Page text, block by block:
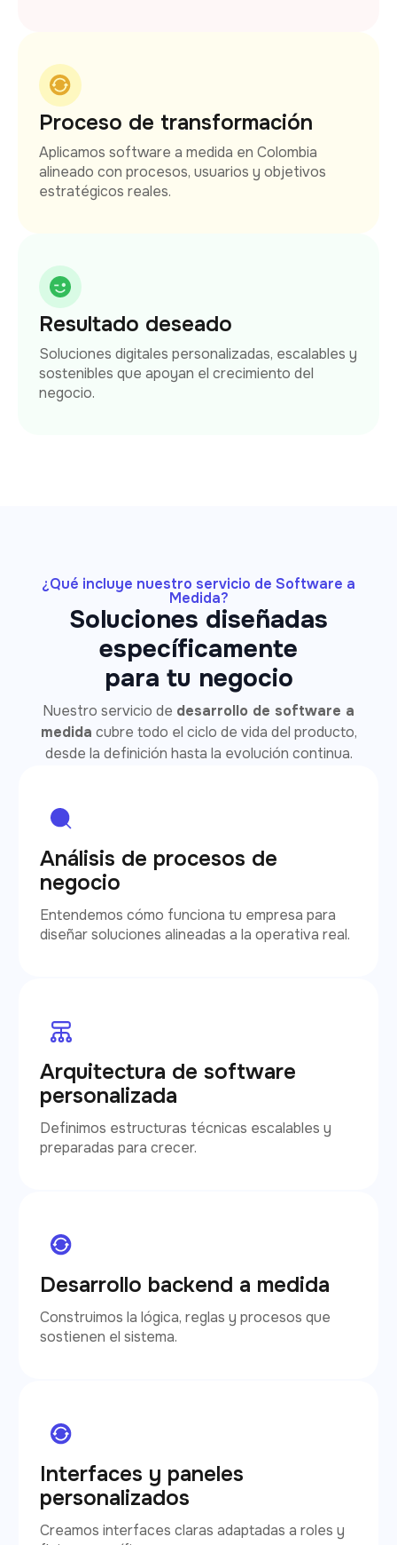
Proceso de transformación
Aplicamos software a medida en Colombia
alineado con procesos, usuarios y objetivos
estratégicos reales.
Resultado deseado
Soluciones digitales personalizadas, escalables y
sostenibles que apoyan el crecimiento del
negocio.
¿Qué incluye nuestro servicio de Software a
Medida?
Soluciones diseñadas
específicamente
para tu negocio
Nuestro servicio de desarrollo de software a
medida cubre todo el ciclo de vida del producto,
desde la definición hasta la evolución continua.
Análisis de procesos de
negocio
Entendemos cómo funciona tu empresa para
diseñar soluciones alineadas a la operativa real.
Arquitectura de software
personalizada
Definimos estructuras técnicas escalables y
preparadas para crecer.
Desarrollo backend a medida
Construimos la lógica, reglas y procesos que
sostienen el sistema.
Interfaces y paneles
personalizados
Creamos interfaces claras adaptadas a roles y